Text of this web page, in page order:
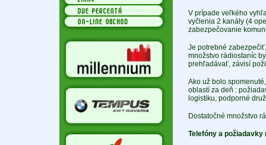
V prípade veľkého
vyčlenia 2 kanály (4
zabezpečovanie
Je potrebné
množstvo rádiostaníc
prehľadávať, závisí
Ako už bolo
oblastí za deň :
logistiku, podporné
Dostatočné množstvo
Telefóny a požiadavky